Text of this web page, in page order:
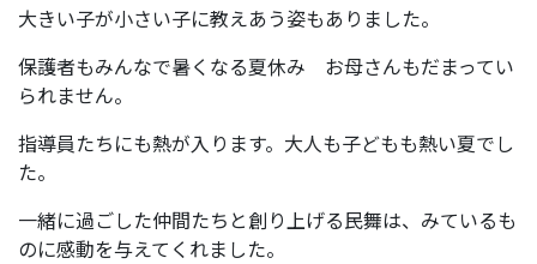
大きい子が小さい子に教えあう姿もありました。
保護者もみんなで暑くなる夏休み お母さんもだまってい
られません。
指導員たちにも熱が入ります。大人も子どもも熱い夏でし
た。
一緒に過ごした仲間たちと創り上げる民舞は、みているも
のに感動を与えてくれました。